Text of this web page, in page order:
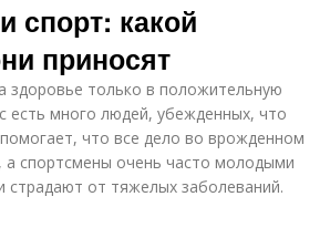
спорт: какой
приносят
здоровье только в положительную
есть много людей, убежденных, что
что все дело во врожденном
а спортсмены очень часто молодыми
страдают от тяжелых заболеваний.